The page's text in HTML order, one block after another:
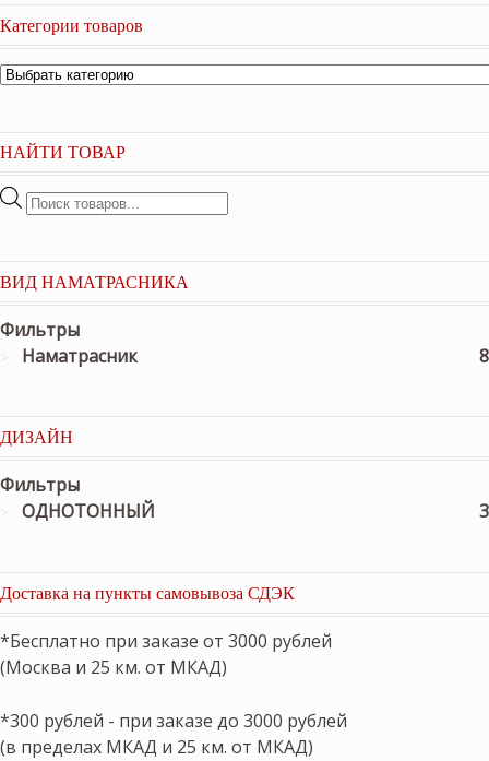
Категории товаров
НАЙТИ ТОВАР
Поиск
ВИД НАМАТРАСНИКА
Фильтры
Наматрасник
8
ДИЗАЙН
Фильтры
ОДНОТОННЫЙ
3
Доставка на пункты самовывоза СДЭК
*Бесплатно при заказе от 3000 рублей
(Москва и 25 км. от МКАД)
*300 рублей - при заказе до 3000 рублей
(в пределах МКАД и 25 км. от МКАД)